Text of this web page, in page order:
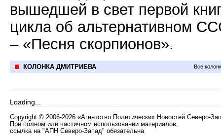
вышедшей в свет первой
цикла об альтернативном
– «Песня скорпионов».
КОЛОНКА ДМИТРИЕВА Все
Loading...
Copyright © 2006-2026 «Агентство Политических Новостей Северо-
При полном или частичном использовании материалов,
ссылка на "АПН Северо-Запад" обязательна